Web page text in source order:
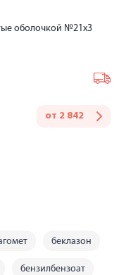
оболочкой №21х3
от 2 842
беклазон
бензилбензоат